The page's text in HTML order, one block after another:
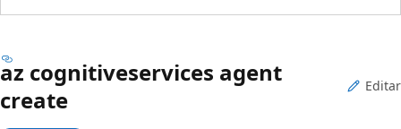
az cognitiveservices agent
create
Editar